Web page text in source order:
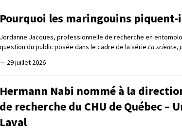
Pourquoi les maringouins piquent-
Jordanne Jacques, professionnelle de recherche en
question du public posée dans le cadre de la série La science,
— 29 juillet 2026
Hermann Nabi nommé à la
de recherche du CHU de Québec –
Laval